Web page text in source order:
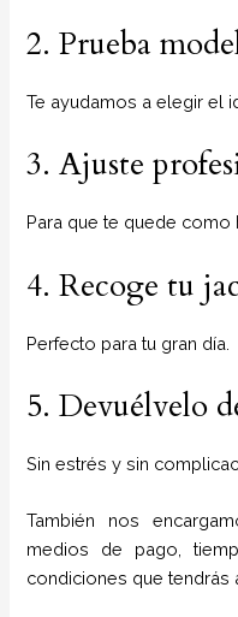
2. Prueba
Te ayudamos a elegir el
3. Ajuste
Para que te quede como
4. Recoge tu
Perfecto para tu gran día.
5. Devuélvelo
Sin estrés y sin
También nos
medios de pago,
condiciones que tendrás